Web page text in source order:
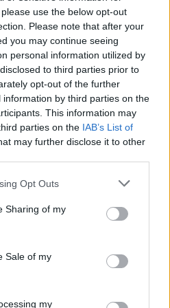
use the below opt-out
Please note that after your
you may continue seeing
personal information utilized by
to third parties prior to
opt-out of the further
by third parties on the
This information may
parties on the IAB’s List of
may further disclose it to other
Opt Outs
Sharing of my
Sale of my
my
από τη Γέννηση του
Dominicam, π.Χ. –
χρησιμοποιείται μέχρι
κόσμο. Ενώ ο
το εν λόγω
αυτό παρέμεινε
εκκλησιαστικούς
όλα τα γεγονότα με
δημιουργώντας
οι
σε όλη την Ευρώπη.
De Temporum Ratione» (725)
και αστρονομική λογική